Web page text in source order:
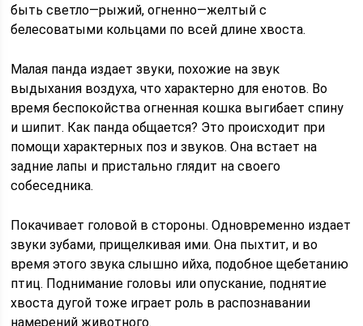
быть светло—рыжий, огненно—желтый с
белесоватыми кольцами по всей длине хвоста.
Малая панда издает звуки, похожие на звук
выдыхания воздуха, что характерно для енотов. Во
время беспокойства огненная кошка выгибает спину
и шипит. Как панда общается? Это происходит при
помощи характерных поз и звуков. Она встает на
задние лапы и пристально глядит на своего
собеседника.
Покачивает головой в стороны. Одновременно издает
звуки зубами, прищелкивая ими. Она пыхтит, и во
время этого звука слышно ийха, подобное щебетанию
птиц. Поднимание головы или опускание, поднятие
хвоста дугой тоже играет роль в распознавании
намерений животного.